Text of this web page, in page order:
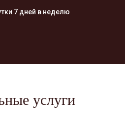
7 дней в неделю
услуги